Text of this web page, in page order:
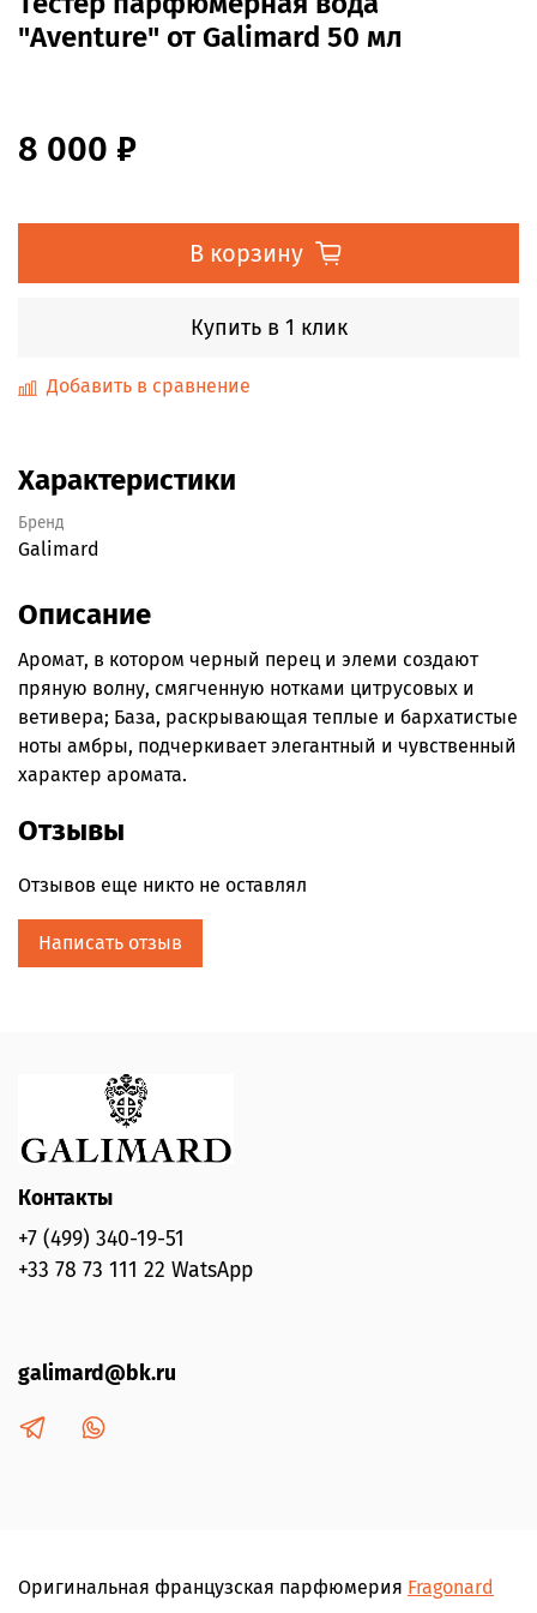
"Aventure" от Galimard 50 мл
8 000 ₽
В корзину
Купить в 1 клик
Добавить в сравнение
Характеристики
Бренд
Galimard
Описание
Аромат, в котором черный перец и элеми создают
пряную волну, смягченную нотками цитрусовых и
ветивера; База, раскрывающая теплые и бархатистые
ноты амбры, подчеркивает элегантный и чувственный
характер аромата.
Отзывы
Отзывов еще никто не оставлял
Написать отзыв
Контакты
+7 (499) 340-19-51
+33 78 73 111 22 WatsApp
galimard@bk.ru
Оригинальная французская парфюмерия Fragonard